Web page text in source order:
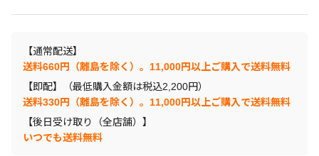
【通常配送】
送料660円（離島を除く）。11,000円以上ご購入で送料無料
【即配】（最低購入金額は税込2,200円）
送料330円（離島を除く）。11,000円以上ご購入で送料無料
【後日受け取り（全店舗）】
いつでも送料無料